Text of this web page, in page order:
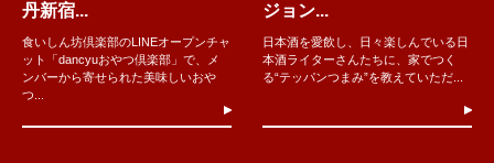
丹新宿...
食いしん坊倶楽部のLINEオープンチャ
ット「dancyuおやつ倶楽部」で、メ
ンバーから寄せられた美味しいおや
つ...
ジョン...
日本酒を愛飲し、日々楽しんでいる日
本酒ライターさんたちに、家でつく
る“テッパンつまみ”を教えていただ...